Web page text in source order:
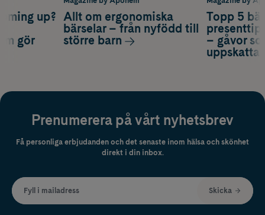
Topp 5
– gåvor
up?
gör
Allt om ergonomiska
bärselar – från nyfödd till
större barn
Prenumerera på vårt nyhetsbrev
Få personliga erbjudanden och det senaste inom hälsa och skönhet
direkt i din inbox.
Fyll i mailadress Skicka